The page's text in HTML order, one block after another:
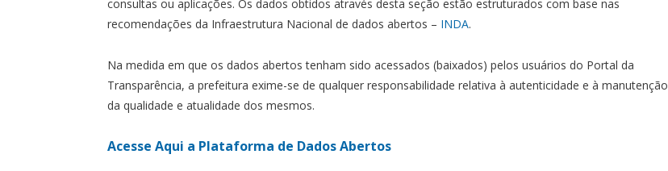
consultas ou aplicações. Os dados obtidos através desta seção estão estruturados com base nas
recomendações da Infraestrutura Nacional de dados abertos – INDA.
Na medida em que os dados abertos tenham sido acessados (baixados) pelos usuários do Portal da
Transparência, a prefeitura exime-se de qualquer responsabilidade relativa à autenticidade e à manutenção
da qualidade e atualidade dos mesmos.
Acesse Aqui a Plataforma de Dados Abertos